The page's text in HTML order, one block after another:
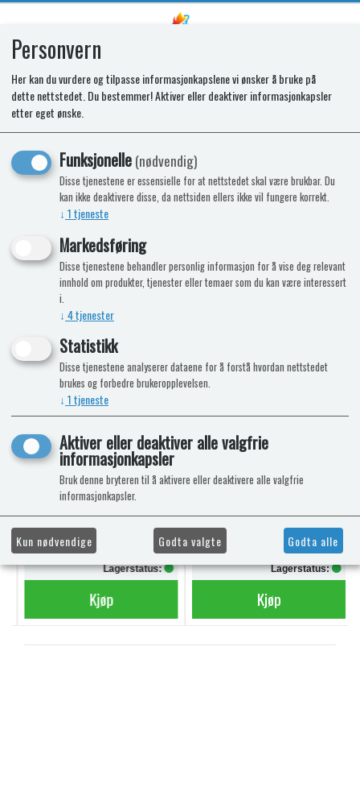
Kunne ikke finne produktet
Forside
NÅ KAN DU OGSÅ FÅ TOALETTKJEMI
AQUA SOFT TOALETTPAPIR
6 RULLER
Mega Value Pack
kr 69,-
kr 74,-
Lagerstatus:
Kjøp
DOSERINGER
Lagerstatus:
Kjøp
Personvern
Her kan du vurdere og tilpasse informasjonkapslene vi ønsker å bruke på
dette nettstedet. Du bestemmer! Aktiver eller deaktiver informasjonkapsler
etter eget ønske.
Funksjonelle(nødvendig)
Disse tjenestene er essensielle for at nettstedet skal være brukbar. Du
kan ikke deaktivere disse, da nettsiden ellers ikke vil fungere korrekt.
↓ 1tjeneste
Markedsføring
Disse tjenestene behandler personlig informasjon for å vise deg relevant
innhold om produkter, tjenester eller temaer som du kan være interessert
i.
↓ 4tjenester
Statistikk
Disse tjenestene analyserer dataene for å forstå hvordan nettstedet
brukes og forbedre brukeropplevelsen.
↓ 1tjeneste
Aktiver eller deaktiver alle valgfrie
informasjonkapsler
Bruk denne bryteren til å aktivere eller deaktivere alle valgfrie
informasjonkapsler.
Kun nødvendige Godta valgte Godta alle